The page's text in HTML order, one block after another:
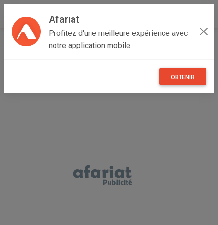
Afariat
Profitez d'une meilleure expérience avec
notre application mobile.
OBTENIR
Accueil Maisons et enfants
Oasis - Sahara